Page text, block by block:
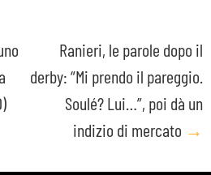
Ranieri, le parole dopo il
derby: “Mi prendo il pareggio.
Soulé? Lui…”, poi dà un
indizio di mercato →